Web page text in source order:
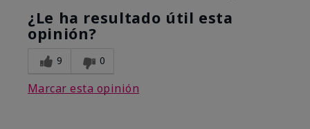
¿Le ha resultado útil esta
opinión?
9 0
Marcar esta opinión